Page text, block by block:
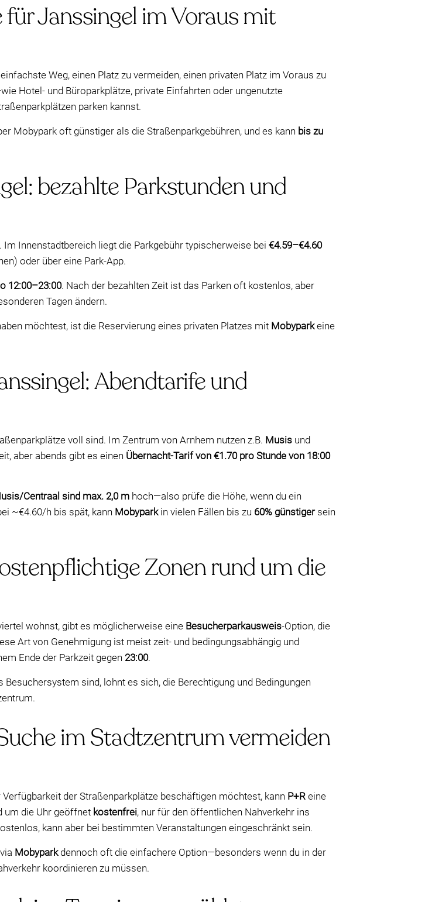
Janssingel im Voraus mit
Weg, einen Platz zu vermeiden, einen privaten Platz im Voraus zu
Hotel- und Büroparkplätze, private Einfahrten oder ungenutzte
parken kannst.
Mobypark oft günstiger als die Straßenparkgebühren, und es kann bis zu
bezahlte Parkstunden und
Innenstadtbereich liegt die Parkgebühr typischerweise bei €4.59–€4.60
oder über eine Park-App.
12:00–23:00. Nach der bezahlten Zeit ist das Parken oft kostenlos, aber
Tagen ändern.
möchtest, ist die Reservierung eines privaten Platzes mit Mobyparkeine
Abendtarife und
voll sind. Im Zentrum von Arnhem nutzen z.B. Musis und
aber abends gibt es einen Übernacht-Tarif von €1.70 pro Stunde von 18:00
Centraal sind max. 2,0 m hoch—also prüfe die Höhe, wenn du ein
~€4.60/h bis spät, kann Mobyparkin vielen Fällen bis zu 60% günstigersein
Zonen rund um die
wohnst, gibt es möglicherweise eine Besucherparkausweis-Option, die
Art von Genehmigung ist meist zeit- und bedingungsabhängig und
Ende der Parkzeit gegen 23:00.
sind, lohnt es sich, die Berechtigung und Bedingungen
im Stadtzentrum vermeiden
der Straßenparkplätze beschäftigen möchtest, kann P+R eine
um die Uhr geöffnet kostenfrei, nur für den öffentlichen Nahverkehr ins
kann aber bei bestimmten Veranstaltungen eingeschränkt sein.
Mobyparkdennoch oft die einfachere Option—besonders wenn du in der
koordinieren zu müssen.